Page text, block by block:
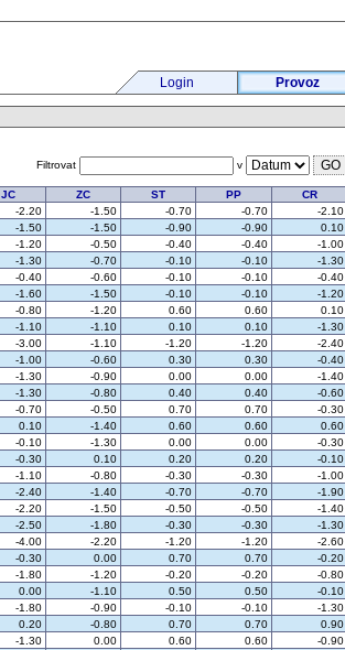
Login Provoz
Filtrovat v
JC ZC ST PP
CR
-2.20 -1.50 -0.70 -0.70
-2.10
-1.50 -1.50 -0.90 -0.90
0.10
-1.20 -0.50 -0.40 -0.40
-1.00
-1.30 -0.70 -0.10 -0.10
-1.30
-0.40 -0.60 -0.10 -0.10
-0.40
-1.60 -1.50 -0.10 -0.10
-1.20
-0.80 -1.20 0.60 0.60
0.10
-1.10 -1.10 0.10 0.10
-1.30
-3.00 -1.10 -1.20 -1.20
-2.40
-1.00 -0.60 0.30 0.30
-0.40
-1.30 -0.90 0.00 0.00
-1.40
-1.30 -0.80 0.40 0.40
-0.60
-0.70 -0.50 0.70 0.70
-0.30
0.10 -1.40 0.60 0.60
0.60
-0.10 -1.30 0.00 0.00
-0.30
-0.30 0.10 0.20 0.20
-0.10
-1.10 -0.80 -0.30 -0.30
-1.00
-2.40 -1.40 -0.70 -0.70
-1.90
-2.20 -1.50 -0.50 -0.50
-1.40
-2.50 -1.80 -0.30 -0.30
-1.30
-4.00 -2.20 -1.20 -1.20
-2.60
-0.30 0.00 0.70 0.70
-0.20
-1.80 -1.20 -0.20 -0.20
-0.80
0.00 -1.10 0.50 0.50
-0.10
-1.80 -0.90 -0.10 -0.10
-1.30
0.20 -0.80 0.70 0.70
0.90
-1.30 0.00 0.60 0.60
-0.90